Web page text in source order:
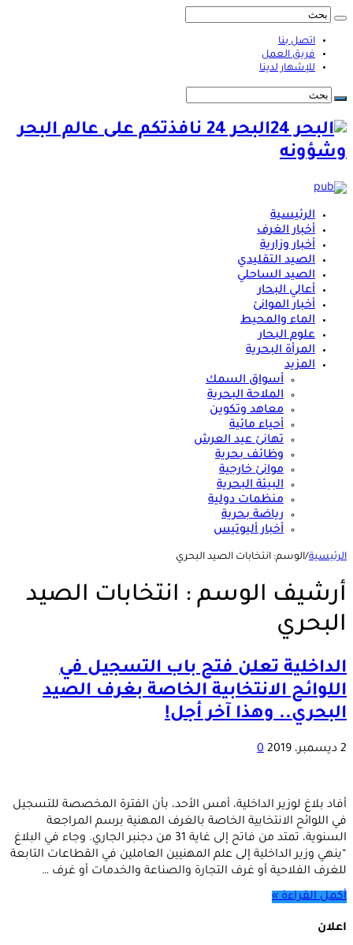
اتصل بنا
فريق العمل
للإشهار لدينا
البحر 24 نافذتكم على عالم البحر
وشؤونه
الرئيسية
أخبار الغرف
أخبار وزارية
الصيد التقليدي
الصيد الساحلي
أعالي البحار
أخبار الموانئ
الماء والمحيط
علوم البحار
المرأة البحرية
المزيد
أسواق السمك
الملاحة البحرية
معاهد وتكوين
أحياء مائية
تهانئ عيد العرش
وظائف بحرية
موانئ خارجية
البيئة البحرية
منظمات دولية
رياضة بحرية
أخبار أليوتيس
الرئيسية/الوسم: انتخابات الصيد البحري
أرشيف الوسم : انتخابات الصيد
البحري
الداخلية تعلن فتح باب التسجيل في
اللوائح الانتخابية الخاصة بغرف الصيد
البحري.. وهذا آخر أجل!
2 ديسمبر، 2019 0
أفاد بلاغ لوزير الداخلية، أمس الأحد، بأن الفترة المخصصة للتسجيل
في اللوائح الانتخابية الخاصة بالغرف المهنية برسم المراجعة
السنوية، تمتد من فاتح إلى غاية 31 من دجنبر الجاري. وجاء في البلاغ
“ينهي وزير الداخلية إلى علم المهنيين العاملين في القطاعات التابعة
للغرف الفلاحية أو غرف التجارة والصناعة والخدمات أو غرف …
أكمل القراءة »
اعلان